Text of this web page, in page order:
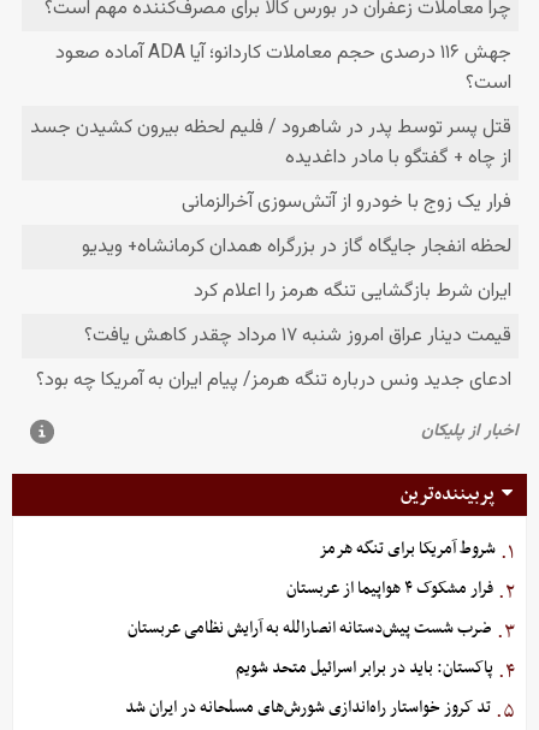
پربیننده‌ترین
۱. شروط آمریکا برای تنگه هرمز
۲. فرار مشکوک ۴ هواپیما از عربستان
۳. ضرب شست پیش‌دستانه انصارالله به آرایش نظامی عربستان
۴. پاکستان: باید در برابر اسرائیل متحد شویم
۵. تد کروز خواستار راه‌اندازی شورش‌های مسلحانه در ایران شد